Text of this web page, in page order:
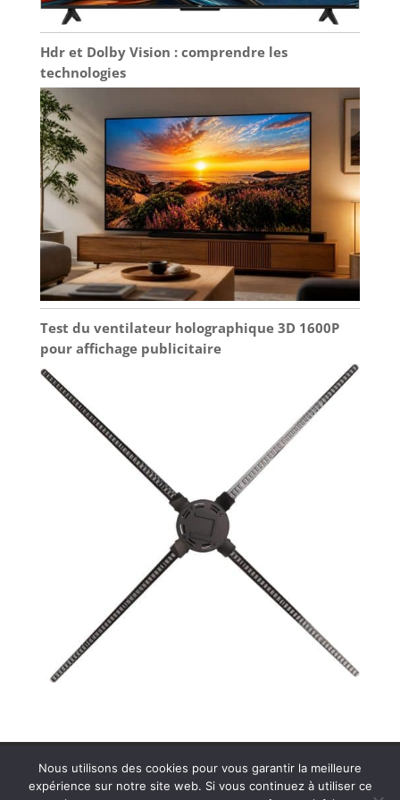
Hdr et Dolby Vision : comprendre les
technologies
Test du ventilateur holographique 3D 1600P
pour affichage publicitaire
Contactez MDS Cinéson
Plan de site
Politique de confidentialité
Mentions légales
Nous utilisons des cookies pour vous garantir la meilleure
expérience sur notre site web. Si vous continuez à utiliser ce